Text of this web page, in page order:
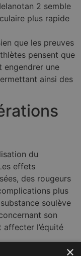
2 semble
plus rapide
que les preuves
pensent que
engendrer une
ainsi des
du
effets
des rougeurs
plus
soulève
son
l’équité
×